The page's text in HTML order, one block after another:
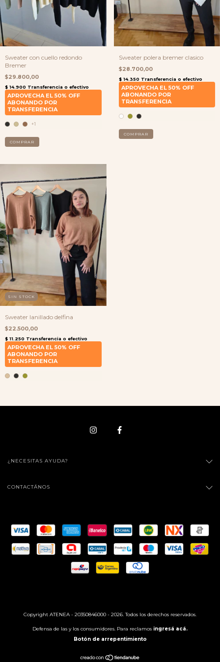
Sweater con cuello redondo
Bremer
$29.800,00
+1
COMPRAR
Sweater polera bremer clasico
$28.700,00
COMPRAR
SIN STOCK
Sweater lanillado delfina
$22.500,00
¿NECESITAS AYUDA?
CONTACTÁNOS
Copyright ATENEA - 20350846000 - 2026. Todos los derechos reservados.
Defensa de las y los consumidores. Para reclamos ingresá acá.
Botón de arrepentimiento